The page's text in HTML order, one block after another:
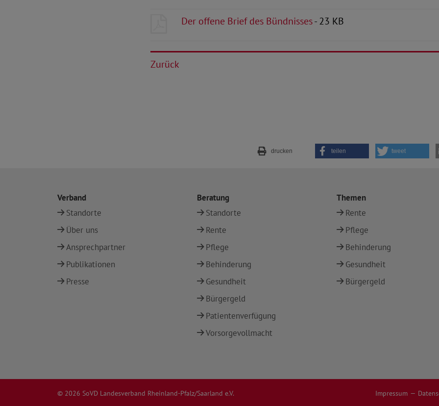
Der offene Brief des Bündnisses- 23 KB
Zurück
drucken teilen tweet
Verband
Standorte
Über uns
Ansprechpartner
Publikationen
Presse
Beratung
Standorte
Rente
Pflege
Behinderung
Gesundheit
Bürgergeld
Patientenverfügung
Vorsorgevollmacht
Themen
Rente
Pflege
Behinderung
Gesundheit
Bürgergeld
© 2026 SoVD Landesverband Rheinland-Pfalz/Saarland e.V. Impressum